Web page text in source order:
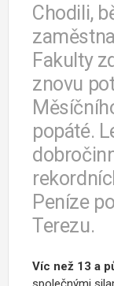
Chodili,
Fakulty
znovu
popáté.
Peníze
Terezu.
Víc než 13 a